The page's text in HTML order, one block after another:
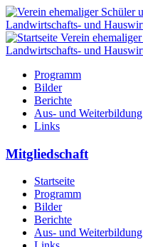
Programm
Bilder
Berichte
Aus- und Weiterbildung
Links
Mitgliedschaft
Startseite
Programm
Bilder
Berichte
Aus- und Weiterbildung